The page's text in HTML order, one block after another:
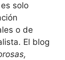
es solo
o de
El blog